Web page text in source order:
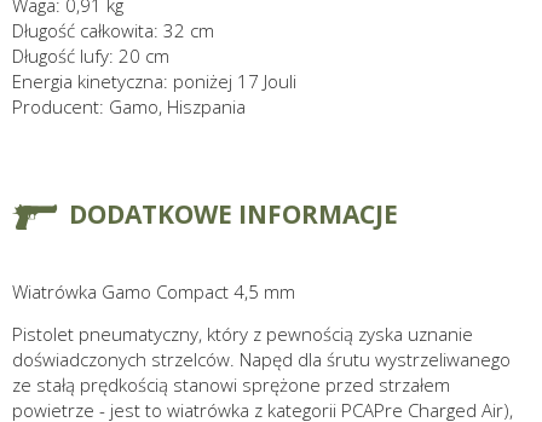
Waga: 0,91 kg
Długość całkowita: 32 cm
Długość lufy: 20 cm
Energia kinetyczna: poniżej 17 Jouli
Producent: Gamo, Hiszpania
DODATKOWE INFORMACJE
Wiatrówka Gamo Compact 4,5 mm
Pistolet pneumatyczny, który z pewnością zyska uznanie
doświadczonych strzelców. Napęd dla śrutu wystrzeliwanego
ze stałą prędkością stanowi sprężone przed strzałem
powietrze - jest to wiatrówka z kategorii PCAPre Charged Air),